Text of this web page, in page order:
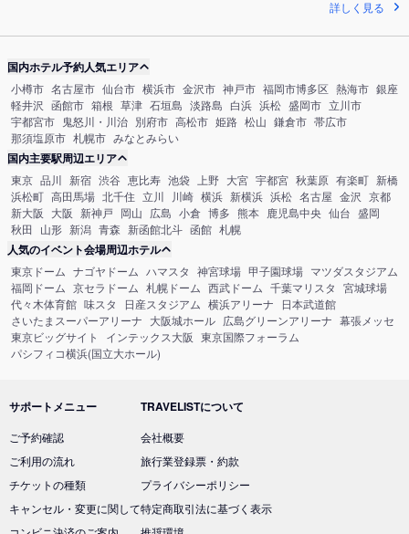
詳しく見る
国内ホテル予約人気エリア
小樽市 名古屋市 仙台市 横浜市 金沢市 神戸市 福岡市博多区 熱海市 銀座
軽井沢 函館市 箱根 草津 石垣島 淡路島 白浜 浜松 盛岡市 立川市
宇都宮市 鬼怒川・川治 別府市 高松市 姫路 松山 鎌倉市 帯広市
那須塩原市 札幌市 みなとみらい
国内主要駅周辺エリア
東京 品川 新宿 渋谷 恵比寿 池袋 上野 大宮 宇都宮 秋葉原 有楽町 新橋
浜松町 高田馬場 北千住 立川 川崎 横浜 新横浜 浜松 名古屋 金沢 京都
新大阪 大阪 新神戸 岡山 広島 小倉 博多 熊本 鹿児島中央 仙台 盛岡
秋田
山形 新潟 青森 新函館北斗 函館 札幌
人気のイベント会場周辺ホテル
東京ドーム ナゴヤドーム ハマスタ 神宮球場 甲子園球場 マツダスタジアム
福岡ドーム 京セラドーム 札幌ドーム 西武ドーム 千葉マリスタ 宮城球場
代々木体育館 味スタ 日産スタジアム 横浜アリーナ
日本武道館
さいたまスーパーアリーナ 大阪城ホール 広島グリーンアリーナ 幕張メッセ
東京ビッグサイト
インテックス大阪 東京国際フォーラム
パシフィコ横浜(国立大ホール)
サポートメニュー
ご予約確認
ご利用の流れ
チケットの種類
キャンセル・変更に関して
TRAVELISTについて
会社概要
旅行業登録票・約款
プライバシーポリシー
特定商取引法に基づく表示